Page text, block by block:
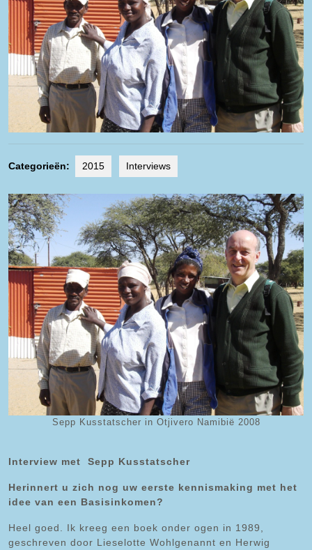
Categorieën: 2015 Interviews
Sepp Kusstatscher in Otjivero Namibië 2008
Interview met Sepp Kusstatscher
Herinnert u zich nog uw eerste kennismaking met het
idee van een Basisinkomen?
Heel goed. Ik kreeg een boek onder ogen in 1989,
geschreven door Lieselotte Wohlgenannt en Herwig